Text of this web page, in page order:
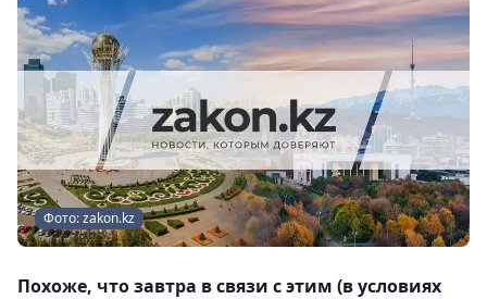
Фото: zakon.kz
Похоже, что завтра в связи с этим (в условиях